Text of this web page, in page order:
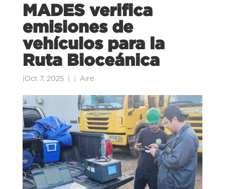
MADES verifica
emisiones de
vehículos para la
Ruta Bioceánica
Oct 7, 2025 Aire